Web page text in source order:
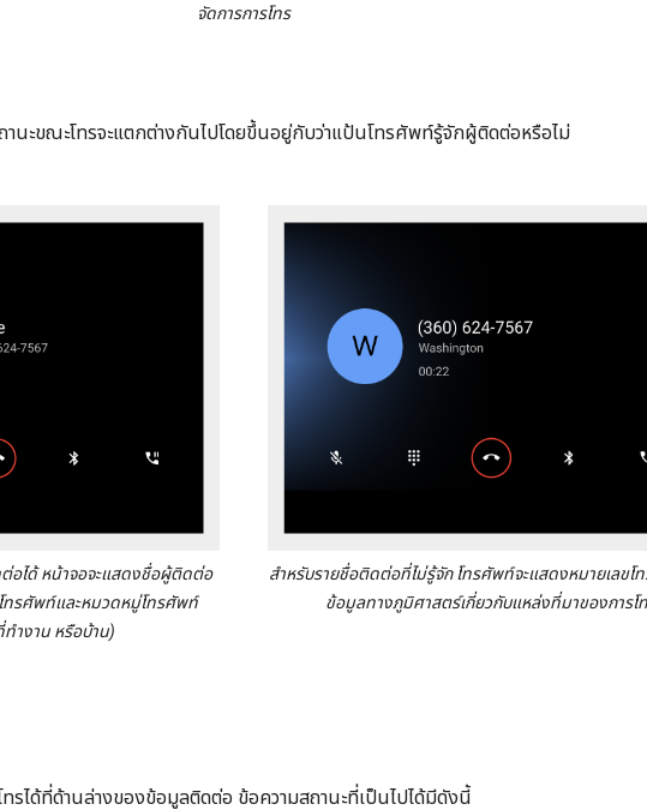
จัดการการโทร
นะขณะโทรจะแตกต่างกันไปโดยขึ้นอยู่กับว่าแป้นโทรศัพท์รู้จักผู้ติดต่อหรือไม่
อได้ หน้าจอจะแสดงชื่อผู้ติดต่อ
โทรศัพท์และหมวดหมู่โทรศัพท์
ำงาน หรือบ้าน)
สำหรับรายชื่อติดต่อที่ไม่รู้จัก โทรศัพท์จะแสดงหมายเลขโ
ข้อมูลทางภูมิศาสตร์เกี่ยวกับแหล่งที่มาของการโ
รได้ที่ด้านล่างของข้อมูลติดต่อ ข้อความสถานะที่เป็นไปได้มีดังนี้